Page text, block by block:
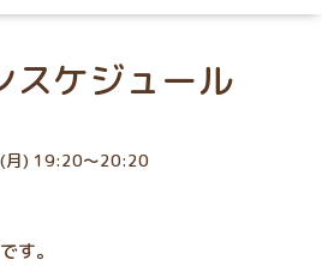
スケジュール
) 19:20～20:20
す。